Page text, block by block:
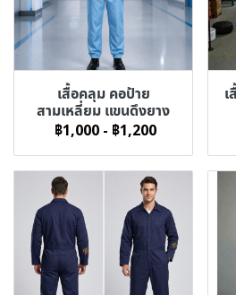
เสื้อคลุม คอป้าย
สามเหลี่ยม แขนดึงยาง
฿1,000 - ฿1,200